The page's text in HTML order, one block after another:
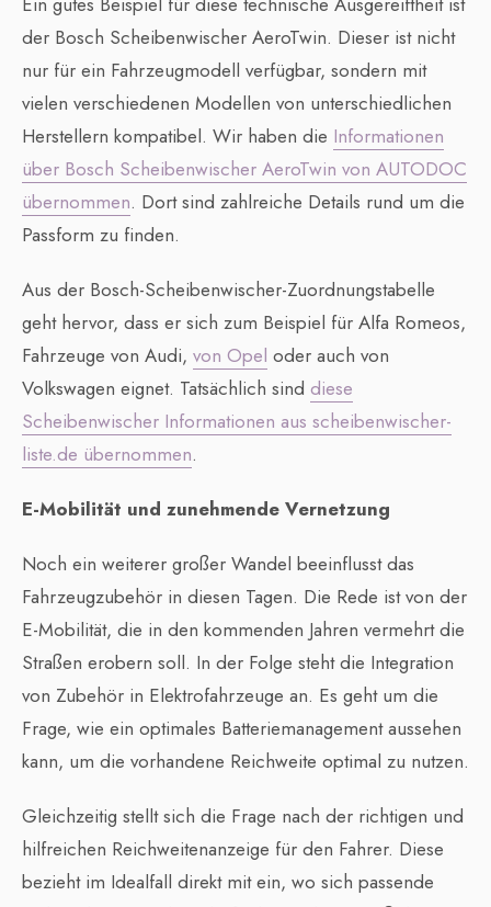
der Bosch Scheibenwischer AeroTwin. Dieser ist nicht
nur für ein Fahrzeugmodell verfügbar, sondern mit
vielen verschiedenen Modellen von unterschiedlichen
Herstellern kompatibel. Wir haben die Informationen
über Bosch Scheibenwischer AeroTwin von AUTODOC
übernommen. Dort sind zahlreiche Details rund um die
Passform zu finden.
Aus der Bosch-Scheibenwischer-Zuordnungstabelle
geht hervor, dass er sich zum Beispiel für Alfa Romeos,
Fahrzeuge von Audi, von Opel oder auch von
Volkswagen eignet. Tatsächlich sind diese
Scheibenwischer Informationen aus scheibenwischer-
liste.de übernommen.
E-Mobilität und zunehmende Vernetzung
Noch ein weiterer großer Wandel beeinflusst das
Fahrzeugzubehör in diesen Tagen. Die Rede ist von der
E-Mobilität, die in den kommenden Jahren vermehrt die
Straßen erobern soll. In der Folge steht die Integration
von Zubehör in Elektrofahrzeuge an. Es geht um die
Frage, wie ein optimales Batteriemanagement aussehen
kann, um die vorhandene Reichweite optimal zu nutzen.
Gleichzeitig stellt sich die Frage nach der richtigen und
hilfreichen Reichweitenanzeige für den Fahrer. Diese
bezieht im Idealfall direkt mit ein, wo sich passende